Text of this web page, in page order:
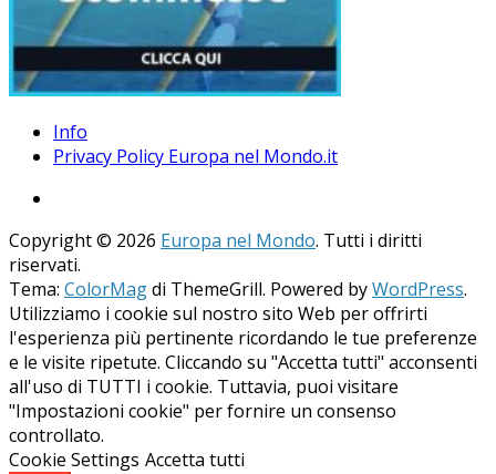
Info
Privacy Policy Europa nel Mondo.it
Copyright © 2026 Europa nel Mondo. Tutti i diritti
riservati.
Tema: ColorMagdi ThemeGrill. Powered byWordPress.
Utilizziamo i cookie sul nostro sito Web per offrirti
l'esperienza più pertinente ricordando le tue preferenze
e le visite ripetute. Cliccando su "Accetta tutti" acconsenti
all'uso di TUTTI i cookie. Tuttavia, puoi visitare
"Impostazioni cookie" per fornire un consenso
controllato.
Cookie Settings Accetta tutti